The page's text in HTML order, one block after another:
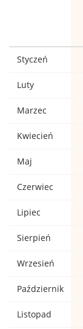
Styczeń
Luty
Marzec
Kwiecień
Maj
Czerwiec
Lipiec
Sierpień
Wrzesień
Październik
Listopad